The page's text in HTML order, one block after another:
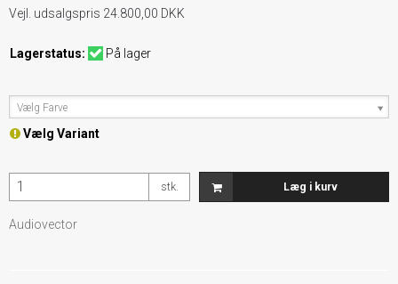
Vejl. udsalgspris 24.800,00 DKK
Lagerstatus: På lager
Vælg Farve
Vælg Variant
stk. Læg i kurv
Audiovector